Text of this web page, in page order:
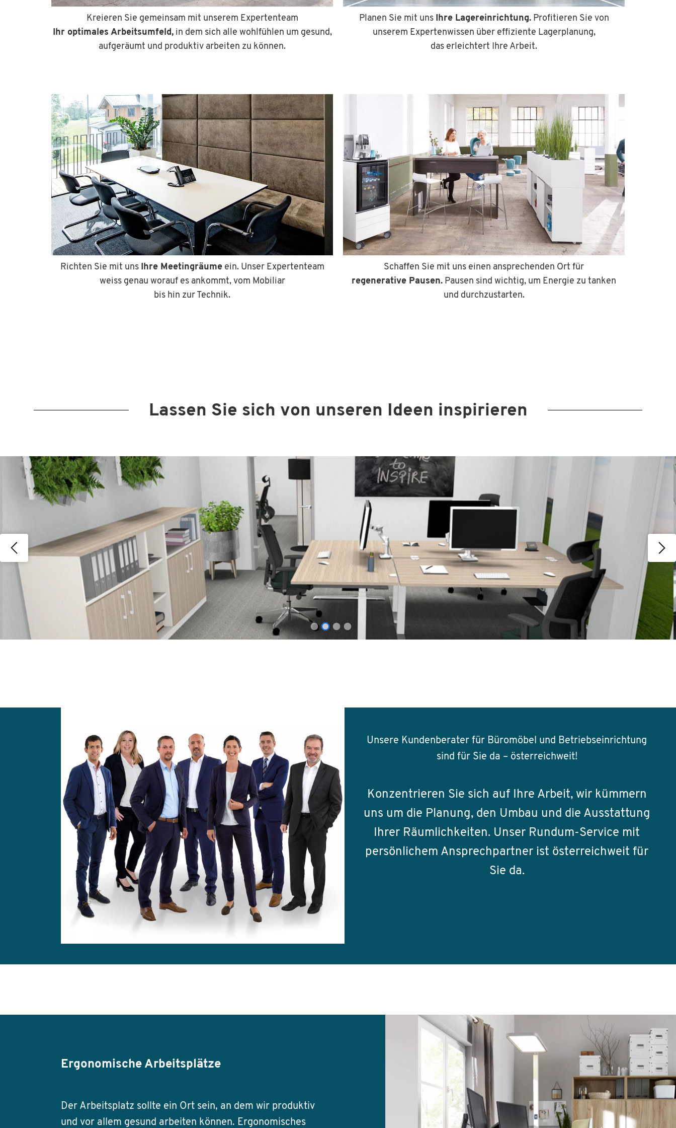
Kreieren Sie gemeinsam mit unserem Expertenteam
Ihr optimales Arbeitsumfeld,in dem sich alle wohlfühlen um gesund,
aufgeräumt und produktiv arbeiten zu können.
Planen Sie mit uns Ihre Lagereinrichtung.Profitieren Sie von
unserem Expertenwissen über effiziente Lagerplanung,
das erleichtert Ihre Arbeit.
Richten Sie mit uns Ihre Meetingräumeein. Unser Expertenteam
weiss genau worauf es ankommt, vom Mobiliar
bis hin zur Technik.
Schaffen Sie mit uns einen ansprechenden Ort für
regenerative Pausen. Pausen sind wichtig, um Energie zu tanken
und durchzustarten.
Lassen Sie sich von unseren Ideen inspirieren
Unsere Kundenberater für Büromöbel und Betriebseinrichtung
sind für Sie da – österreichweit!
Konzentrieren Sie sich auf Ihre Arbeit, wir kümmern
uns um die Planung, den Umbau und die Ausstattung
Ihrer Räumlichkeiten. Unser Rundum-Service mit
persönlichem Ansprechpartner ist österreichweit für
Sie da.
Ergonomische Arbeitsplätze
Der Arbeitsplatz sollte ein Ort sein, an dem wir produktiv
und vor allem gesund arbeiten können. Ergonomisches